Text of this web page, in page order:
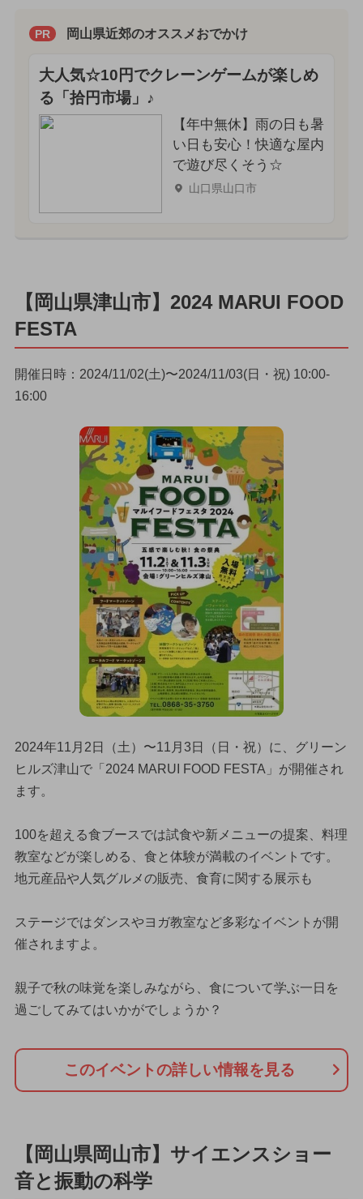
PR 岡山県近郊のオススメおでかけ
大人気☆10円でクレーンゲームが楽しめ
る「拾円市場」♪
【年中無休】雨の日も暑
い日も安心！快適な屋内
で遊び尽くそう☆
山口県山口市
【岡山県津山市】2024 MARUI FOOD
FESTA
開催日時：2024/11/02(土)〜2024/11/03(日・祝) 10:00-
16:00
2024年11月2日（土）〜11月3日（日・祝）に、グリーン
ヒルズ津山で「2024 MARUI FOOD FESTA」が開催され
ます。
100を超える食ブースでは試食や新メニューの提案、料理
教室などが楽しめる、食と体験が満載のイベントです。
地元産品や人気グルメの販売、食育に関する展示も
ステージではダンスやヨガ教室など多彩なイベントが開
催されますよ。
親子で秋の味覚を楽しみながら、食について学ぶ一日を
過ごしてみてはいかがでしょうか？
このイベントの詳しい情報を見る
【岡山県岡山市】サイエンスショー
音と振動の科学